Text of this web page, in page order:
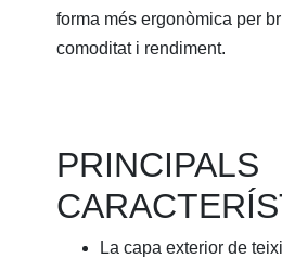
forma més ergonòmica per
comoditat i rendiment.
PRINCIPALS
La capa exterior de